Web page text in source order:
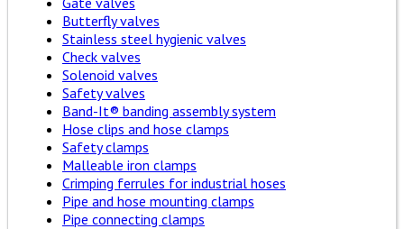
Butterfly valves
Stainless steel hygienic valves
Check valves
Solenoid valves
Safety valves
Band-It® banding assembly system
Hose clips and hose clamps
Safety clamps
Malleable iron clamps
Crimping ferrules for industrial hoses
Pipe and hose mounting clamps
Pipe connecting clamps